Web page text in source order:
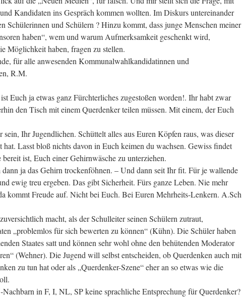
Kandidaten ins Gespräch kommen wollten. Im Diskurs untereinander
Schülerinnen und Schülern ? Hinzu kommt, dass junge Menschen meiner
haben“, wem und warum Aufmerksamkeit geschenkt wird,
Möglichkeit haben, fragen zu stellen.
für alle anwesenden Kommunalwahlkandidatinnen und
R.M.
Euch ja etwas ganz Fürchterliches zugestoßen worden!. Ihr habt zwar
den Tisch mit einem Querdenker teilen müssen. Mit einem, der Euch
sein, Ihr Jugendlichen. Schüttelt alles aus Euren Köpfen raus, was dieser
hat. Lasst bloß nichts davon in Euch keimen du wachsen. Gewiss findet
ist, Euch einer Gehirnwäsche zu unterziehen.
ja das Gehirn trockenföhnen. – Und dann seit Ihr fit. Für je wallende
ewig treu ergeben. Das gibt Sicherheit. Fürs ganze Leben. Nie mehr
kommt Freude auf. Nicht bei Euch. Bei Euren Mehrheits-Lenkern. A.Sch
macht, als der Schulleiter seinen Schülern zutraut,
„problemlos für sich bewerten zu können“ (Kühn). Die Schüler haben
Staates satt und können sehr wohl ohne den behütenden Moderator
(Wehner). Die Jugend will selbst entscheiden, ob Querdenken auch mit
zu tun hat oder als „Querdenker-Szene“ eher an so etwas wie die
Nachbarn in F, I, NL, SP keine sprachliche Entsprechung für Querdenker?